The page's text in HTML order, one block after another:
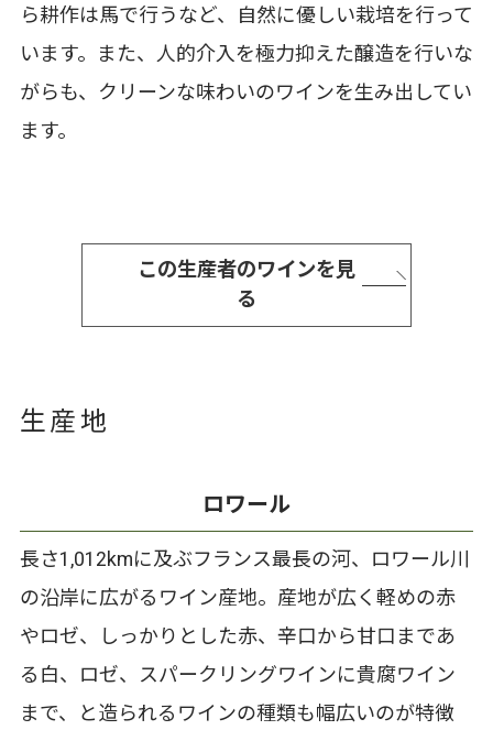
ら耕作は馬で行うなど、自然に優しい栽培を行って
います。また、人的介入を極力抑えた醸造を行いな
がらも、クリーンな味わいのワインを生み出してい
ます。
この生産者のワインを見
る
生産地
ロワール
長さ1,012kmに及ぶフランス最長の河、ロワール川
の沿岸に広がるワイン産地。産地が広く軽めの赤
やロゼ、しっかりとした赤、辛口から甘口まであ
る白、ロゼ、スパークリングワインに貴腐ワイン
まで、と造られるワインの種類も幅広いのが特徴